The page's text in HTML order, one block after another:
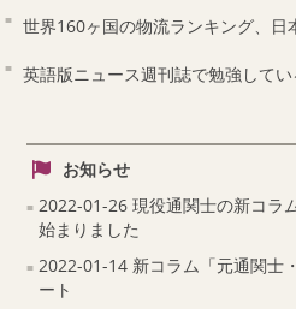
世界160ヶ国の物流ランキング、日
英語版ニュース週刊誌で勉強して
お知らせ
2022-01-26 現役通関士の新コラ
始まりました
2022-01-14 新コラム「元通関士
ート